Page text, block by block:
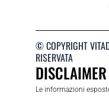
© COPYRIGHT
RISERVATA
DISCLAIMER
Le informazioni